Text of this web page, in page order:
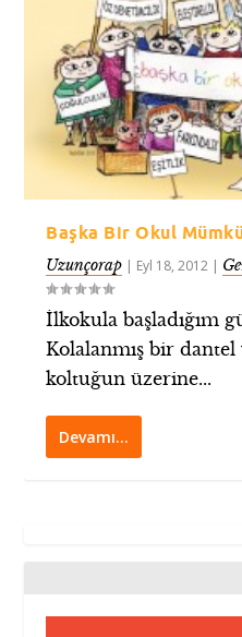
Başka Bir Okul
Uzunçorap | Eyl 18, 2012 |
İlkokula başladığım
Kolalanmış bir dantel
koltuğun üzerine...
Devamı…